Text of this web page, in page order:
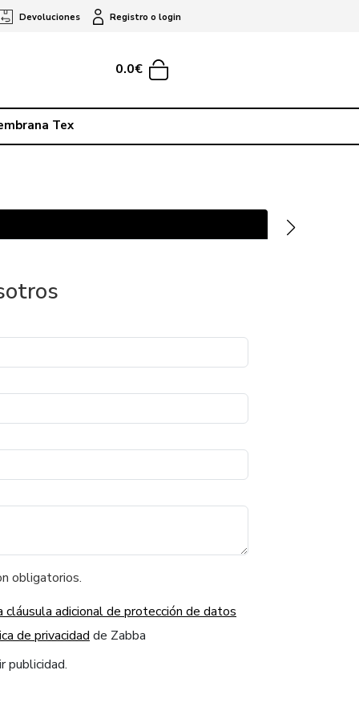
Devoluciones Registro o login
0.0€
Tex
obligatorios.
cláusula adicional de protección de datos
de privacidad de Zabba
publicidad.